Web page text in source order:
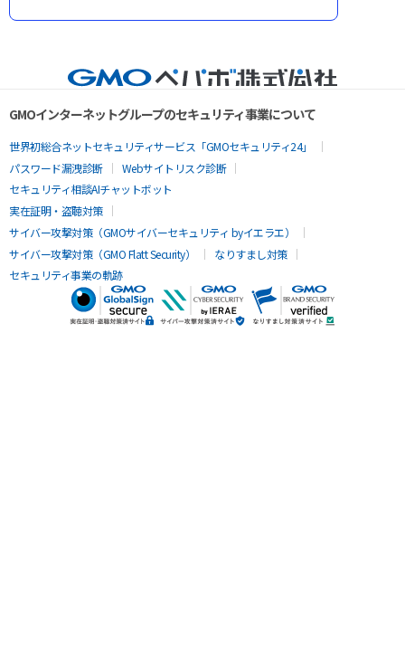
GMOインターネットグループのセキュリティ事業について
世界初総合ネットセキュリティサービス「GMOセキュリティ24」
パスワード漏洩診断
Webサイトリスク診断
セキュリティ相談AIチャットボット
実在証明・盗聴対策
サイバー攻撃対策（GMOサイバーセキュリティ byイエラエ）
サイバー攻撃対策（GMO Flatt Security）
なりすまし対策
セキュリティ事業の軌跡